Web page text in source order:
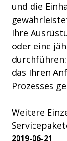
und die
Ihre
oder eine
das Ihren
Prozesses
Weitere
2019-06-21